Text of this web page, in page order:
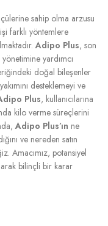
sahip olma arzusu
farklı yöntemlere
Adipo Plus, son
yardımcı
doğal bileşenler
desteklemeyi ve
Plus, kullanıcılarına
kilo verme süreçlerini
Adipo Plus’ın ne
ve nereden satın
Amacımız, potansiyel
bilinçli bir karar